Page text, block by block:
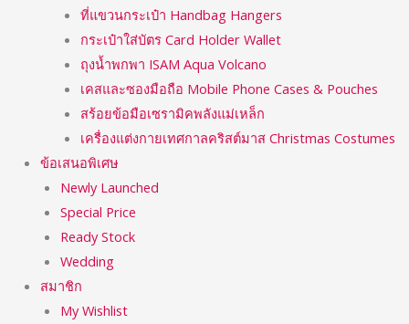
ที่แขวนกระเป๋า Handbag Hangers
กระเป๋าใส่บัตร Card Holder Wallet
ถุงน้ำพกพา ISAM Aqua Volcano
เคสและซองมือถือ Mobile Phone Cases & Pouches
สร้อยข้อมือเซรามิคพลังแม่เหล็ก
เครื่องแต่งกายเทศกาลคริสต์มาส Christmas Costumes
ข้อเสนอพิเศษ
Newly Launched
Special Price
Ready Stock
Wedding
สมาชิก
My Wishlist